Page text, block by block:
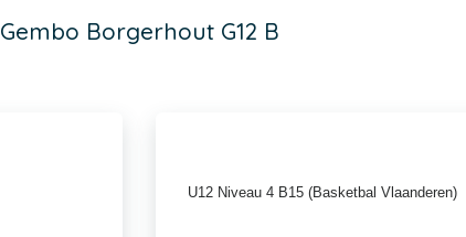
Gembo Borgerhout G12 B
U12 Niveau 4 B15 (Basketbal Vlaanderen)